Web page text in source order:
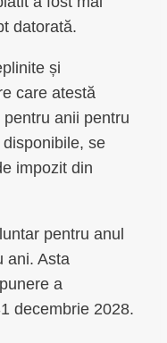
datorată.
și
care atestă
anii pentru
se
impozit din
pentru anul
ani. Asta
a
decembrie 2028.